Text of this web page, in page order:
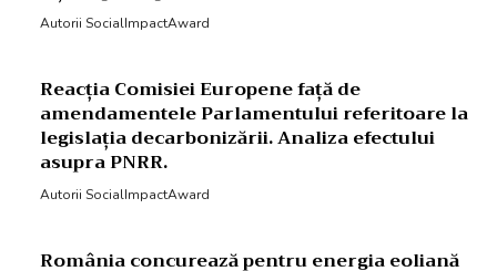
Autorii SocialImpactAward
Reacția Comisiei Europene față de
amendamentele Parlamentului referitoare la
legislația decarbonizării. Analiza efectului
asupra PNRR.
Autorii SocialImpactAward
România concurează pentru energia eoliană